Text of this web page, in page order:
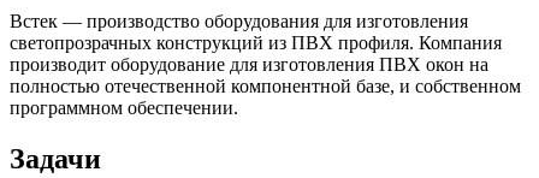
Встек — производство оборудования для изготовления
светопрозрачных конструкций из ПВХ профиля. Компания
производит оборудование для изготовления ПВХ окон на
полностью отечественной компонентной базе, и собственном
программном обеспечении.
Задачи